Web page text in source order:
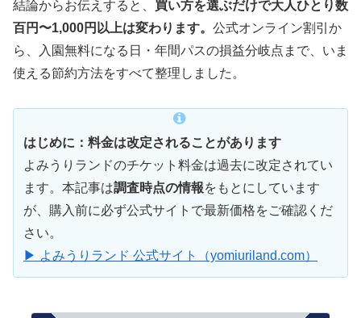
結論からお伝えすると、 買い方を選ぶだけで大人ひとり数
百円〜1,000円以上は変わります。 公式オンライン割引か
ら、入園無料になる日・年間パスの損益分岐点まで、いま
使える節約方法をすべて整理しました。
はじめに：料金は改定されることがあります
よみうりランドのチケット料金は過去に改定されてい
ます。本記事は調査時点の情報をもとにしています
が、購入前に必ず公式サイトで最新価格をご確認くだ
さい。
▶ よみうりランド 公式サイト（yomiuriland.com）